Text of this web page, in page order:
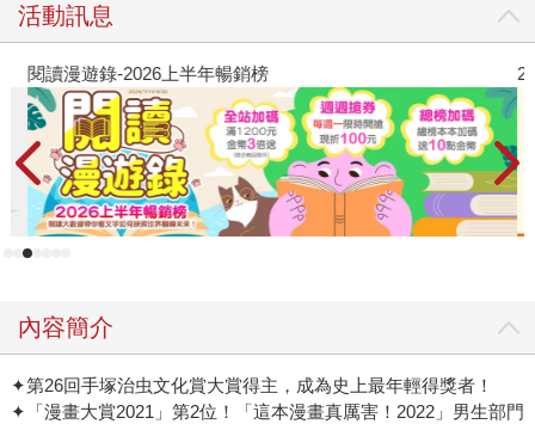
活動訊息
閱讀漫遊錄-2026上半年暢銷榜
內容簡介
✦第26回手塚治虫文化賞大賞得主，成為史上最年輕得獎者！
✦「漫畫大賞2021」第2位！「這本漫畫真厲害！2022」男生部門